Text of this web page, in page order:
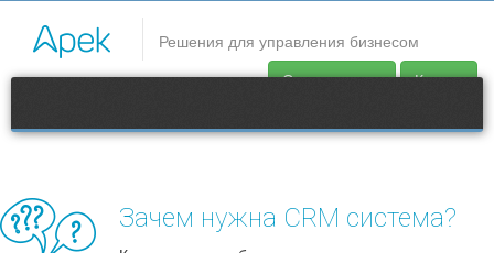
CRM системы
CRM система Apek. CRM для бизнеса. CRM внедрение.
Продукты
support@apec.com.ua
Решения для управления бизнесом
Скачать демо
Купить
Зачем нужна CRM система?